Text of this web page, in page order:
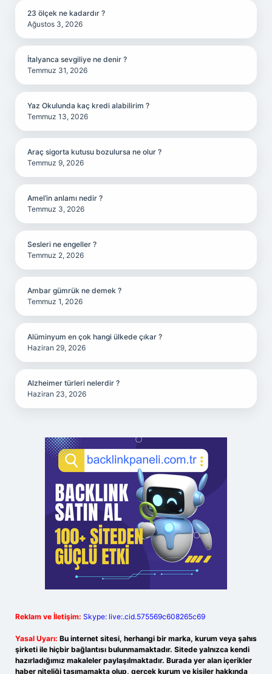
23 ölçek ne kadardır ?
Ağustos 3, 2026
İtalyanca sevgiliye ne denir ?
Temmuz 31, 2026
Yaz Okulunda kaç kredi alabilirim ?
Temmuz 13, 2026
Araç sigorta kutusu bozulursa ne olur ?
Temmuz 9, 2026
Amel’in anlamı nedir ?
Temmuz 3, 2026
Sesleri ne engeller ?
Temmuz 2, 2026
Ambar gümrük ne demek ?
Temmuz 1, 2026
Alüminyum en çok hangi ülkede çıkar ?
Haziran 29, 2026
Alzheimer türleri nelerdir ?
Haziran 23, 2026
Reklam ve İletişim: Skype: live:.cid.575569c608265c69
Yasal Uyarı: Bu internet sitesi, herhangi bir marka, kurum veya şahıs
şirketi ile hiçbir bağlantısı bulunmamaktadır. Sitede yalnızca kendi
hazırladığımız makaleler paylaşılmaktadır. Burada yer alan içerikler
haber niteliği taşımamakta olup, gerçek kurum ve kişiler hakkında